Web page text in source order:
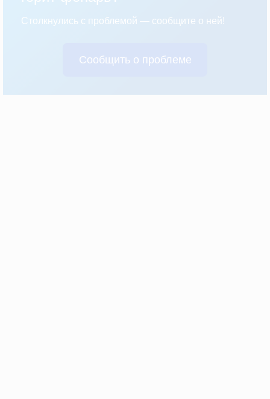
Столкнулись с проблемой — сообщите о ней!
Сообщить о проблеме